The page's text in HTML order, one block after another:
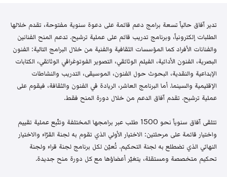
تدير آفاق حالياً تسعة برامج دعم قائمة على دعوة سنوية مفتوحة، تقدم خلالها
الطلبات إلكترونياً، وبرنامج تدريب قائم على عملية ترشيح. تدعم المنح الفنانين
والفنانات الأفراد كما المؤسسات الثقافية والفنية من خلال البرامج التالية: الفنون
البصرية، الفنون الأدائية، الفيلم الوثائقي، التصوير الفوتوغرافي الوثائقي، الكتابات
الإبداعية والنقدية، البحوث حول الفنون، الموسيقى، التدريب والنشاطات
الإقليمية والسينما. أما البرنامج العاشر، الريادة في الفنون والثقافة، فيقوم على
عملية ترشيح. تقدم آفاق الدعم من خلال دورة المنح فقط.
تتلقى آفاق سنوياً نحو 1500 طلب عبر برامجها المختلفة وتتّبع عملية تقييم
واختيار قائمة على مرحلتين: الاختيار الأولي الذي تقوم به لجنة القرّاء والاختيار
النهائي الذي تضطلع به لجنة التحكيم. تُعيّن لكل برنامج لجنة قراء ولجنة
تحكيم متخصصة ومستقلة، يتغيّر أعضاؤها مع كل دورة منح جديدة.